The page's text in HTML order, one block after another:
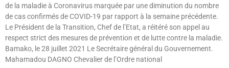
de la maladie à Coronavirus marquée par une diminution du nombre
de cas confirmés de COVID-19 par rapport à la semaine précédente.
Le Président de la Transition, Chef de l’Etat, a réitéré son appel au
respect strict des mesures de prévention et de lutte contre la maladie.
Bamako, le 28 juillet 2021 Le Secrétaire général du Gouvernement.
Mahamadou DAGNO Chevalier de l’Ordre national